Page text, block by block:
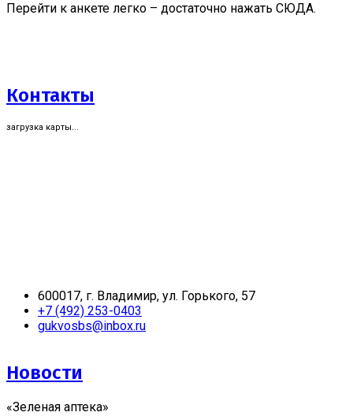
Перейти к анкете легко – достаточно нажать СЮДА.
Контакты
загрузка карты...
600017, г. Владимир, ул. Горького, 57
+7 (492) 253-0403
gukvosbs@inbox.ru
Новости
«Зеленая аптека»